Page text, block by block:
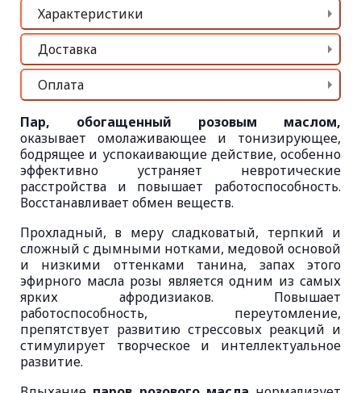
Характеристики
Доставка
Оплата
Пар, обогащенный розовым маслом,
оказывает омолаживающее и тонизирующее,
бодрящее и успокаивающие действие, особенно
эффективно устраняет невротические
расстройства и повышает работоспособность.
Восстанавливает обмен веществ.
Прохладный, в меру сладковатый, терпкий и
сложный с дымными нотками, медовой основой
и низкими оттенками танина, запах этого
эфирного масла розы является одним из самых
ярких афродизиаков. Повышает
работоспособность, переутомление,
препятствует развитию стрессовых реакций и
стимулирует творческое и интеллектуальное
развитие.